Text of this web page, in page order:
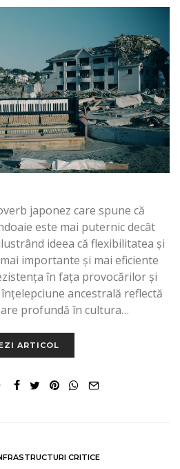
japonez care spune că
este mai puternic decât
ideea că flexibilitatea și
importante și mai eficiente
în fața provocărilor și
ancestrală reflectă
profundă în cultura…
ARTICOL
CRITICE